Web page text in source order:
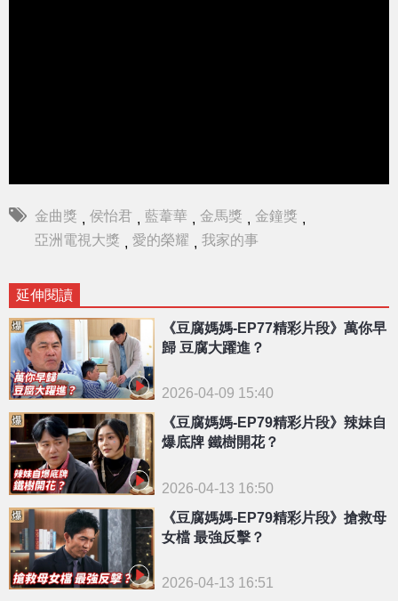
金曲獎 , 侯怡君 , 藍葦華 , 金馬獎 , 金鐘獎 ,
亞洲電視大獎 , 愛的榮耀 , 我家的事
延伸閱讀
《豆腐媽媽-EP77精彩片段》萬你早
歸 豆腐大躍進？
2026-04-09 15:40
《豆腐媽媽-EP79精彩片段》辣妹自
爆底牌 鐵樹開花？
2026-04-13 16:50
《豆腐媽媽-EP79精彩片段》搶救母
女檔 最強反擊？
2026-04-13 16:51